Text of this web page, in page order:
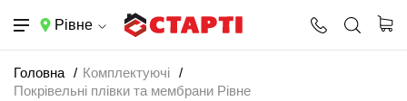
Рівне
Головна
Комплектуючі
Покрівельні плівки та мембрани Рівне